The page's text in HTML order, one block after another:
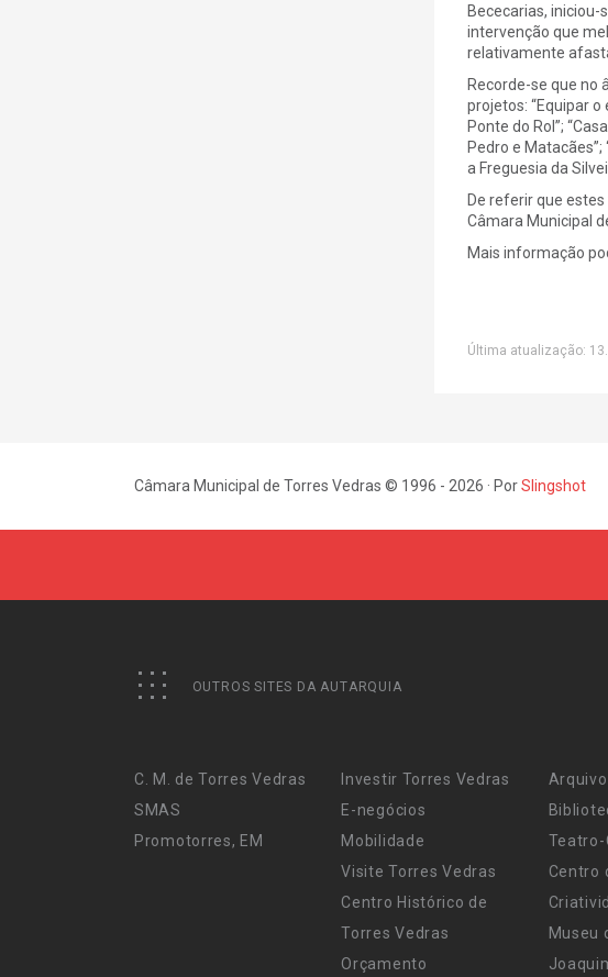
Bececarias, iniciou-
intervenção que
relativamente
Recorde-se que no
projetos: “Equipar
Ponte do Rol”;
Pedro e
a Freguesia da
De referir que
Câmara Municipal
Mais informação
Última atualização:
Câmara Municipal de Torres Vedras © 1996 - 2026 · PorSlingshot
OUTROS SITES DA AUTARQUIA
C. M. de Torres Vedras
SMAS
Promotorres, EM
Investir Torres Vedras
E-negócios
Mobilidade
Visite Torres Vedras
Centro Histórico de
Torres Vedras
Orçamento
Teatro-
Centro
Museu